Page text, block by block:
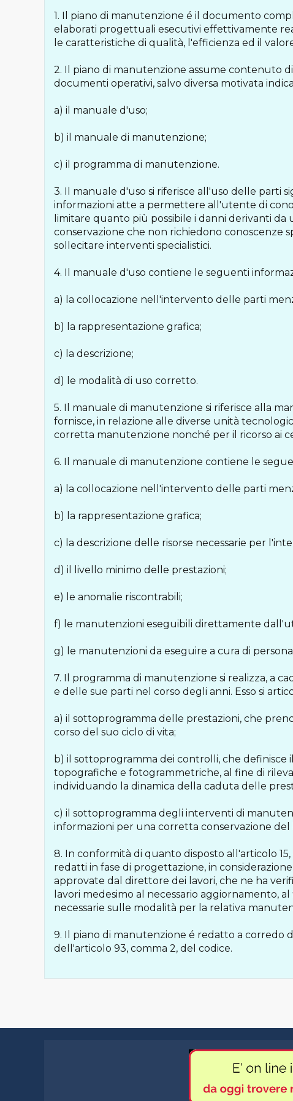
1. Il piano di manutenzione é il documento
elaborati progettuali esecutivi effettivamente
le caratteristiche di qualità, l'efficienza ed il
2. Il piano di manutenzione assume contenuto
documenti operativi, salvo diversa motivata
a) il manuale d'uso;
b) il manuale di manutenzione;
c) il programma di manutenzione.
3. Il manuale d'uso si riferisce all'uso delle parti
informazioni atte a permettere all'utente di
limitare quanto più possibile i danni derivanti
conservazione che non richiedono conoscenze
sollecitare interventi specialistici.
4. Il manuale d'uso contiene le seguenti
a) la collocazione nell'intervento delle parti
b) la rappresentazione grafica;
c) la descrizione;
d) le modalità di uso corretto.
5. Il manuale di manutenzione si riferisce alla
fornisce, in relazione alle diverse unità
corretta manutenzione nonché per il ricorso ai
6. Il manuale di manutenzione contiene le
a) la collocazione nell'intervento delle parti
b) la rappresentazione grafica;
c) la descrizione delle risorse necessarie per
d) il livello minimo delle prestazioni;
e) le anomalie riscontrabili;
f) le manutenzioni eseguibili direttamente
g) le manutenzioni da eseguire a cura di
7. Il programma di manutenzione si realizza, a
e delle sue parti nel corso degli anni. Esso si
a) il sottoprogramma delle prestazioni, che
corso del suo ciclo di vita;
b) il sottoprogramma dei controlli, che
topografiche e fotogrammetriche, al fine di
individuando la dinamica della caduta delle
c) il sottoprogramma degli interventi di
informazioni per una corretta conservazione del
8. In conformità di quanto disposto all'articolo
redatti in fase di progettazione, in
approvate dal direttore dei lavori, che ne ha
lavori medesimo al necessario aggiornamento,
necessarie sulle modalità per la relativa
9. Il piano di manutenzione é redatto a corredo
dell'articolo 93, comma 2, del codice.